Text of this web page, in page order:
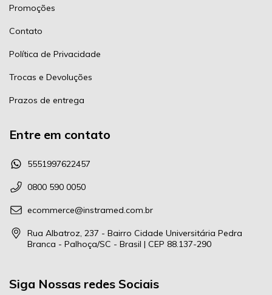
Promoções
Contato
Política de Privacidade
Trocas e Devoluções
Prazos de entrega
Entre em contato
5551997622457
0800 590 0050
ecommerce@instramed.com.br
Rua Albatroz, 237 - Bairro Cidade Universitária Pedra
Branca - Palhoça/SC - Brasil | CEP 88.137-290
Siga Nossas redes Sociais